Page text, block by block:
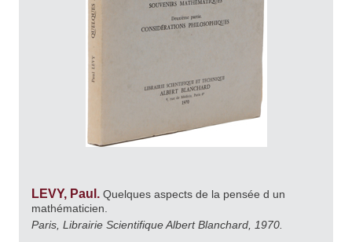
LEVY, Paul. Quelques aspects de la pensée d un
mathématicien.
Paris, Librairie Scientifique Albert Blanchard, 1970.